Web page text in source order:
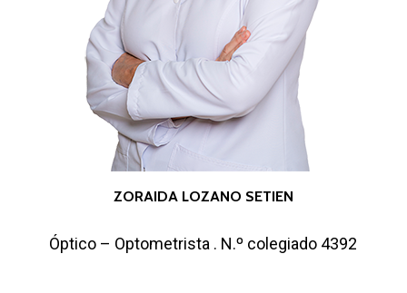
ZORAIDA LOZANO SETIEN
Óptico – Optometrista . N.º colegiado 4392